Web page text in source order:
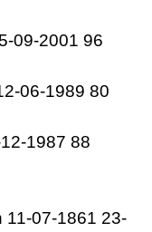
09-2001 96
06-1989 80
1987 88
11-07-1861 23-